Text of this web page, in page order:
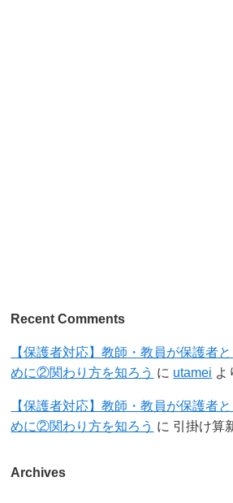
Recent Comments
【保護者対応】教師・教員が保護者
めに②関わり方を知ろう に utamei よ
【保護者対応】教師・教員が保護者
めに②関わり方を知ろう に 引掛け算
Archives